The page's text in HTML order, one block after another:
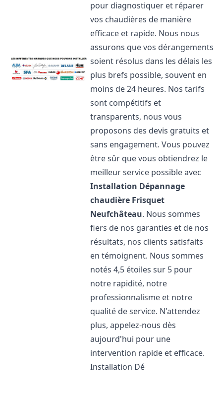
pour diagnostiquer et réparer
vos chaudières de manière
efficace et rapide. Nous nous
assurons que vos dérangements
soient résolus dans les délais les
plus brefs possible, souvent en
moins de 24 heures. Nos tarifs
sont compétitifs et
transparents, nous vous
proposons des devis gratuits et
sans engagement. Vous pouvez
être sûr que vous obtiendrez le
meilleur service possible avec
Installation Dépannage
chaudière Frisquet
Neufchâteau. Nous sommes
fiers de nos garanties et de nos
résultats, nos clients satisfaits
en témoignent. Nous sommes
notés 4,5 étoiles sur 5 pour
notre rapidité, notre
professionnalisme et notre
qualité de service. N'attendez
plus, appelez-nous dès
aujourd'hui pour une
intervention rapide et efficace.
Installation Dé